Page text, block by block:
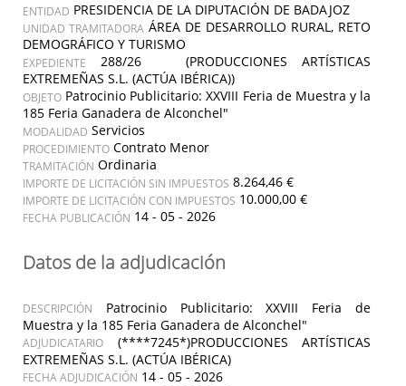
ENTIDAD PRESIDENCIA DE LA DIPUTACIÓN DE BADAJOZ
UNIDAD TRAMITADORA ÁREA DE DESARROLLO RURAL, RETO
DEMOGRÁFICO Y TURISMO
EXPEDIENTE
288/26 (PRODUCCIONES ARTÍSTICAS
EXTREMEÑAS S.L. (ACTÚA IBÉRICA))
OBJETO Patrocinio Publicitario: XXVIII Feria de Muestra y la
185 Feria Ganadera de Alconchel"
MODALIDAD Servicios
PROCEDIMIENTO Contrato Menor
TRAMITACIÓN Ordinaria
IMPORTE DE LICITACIÓN SIN IMPUESTOS 8.264,46 €
IMPORTE DE LICITACIÓN CON IMPUESTOS 10.000,00 €
FECHA PUBLICACIÓN 14 - 05 - 2026
Datos de la adjudicación
DESCRIPCIÓN
Patrocinio Publicitario: XXVIII Feria de
Muestra y la 185 Feria Ganadera de Alconchel"
ADJUDICATARIO
(****7245*)PRODUCCIONES ARTÍSTICAS
EXTREMEÑAS S.L. (ACTÚA IBÉRICA)
FECHA ADJUDICACIÓN 14 - 05 - 2026